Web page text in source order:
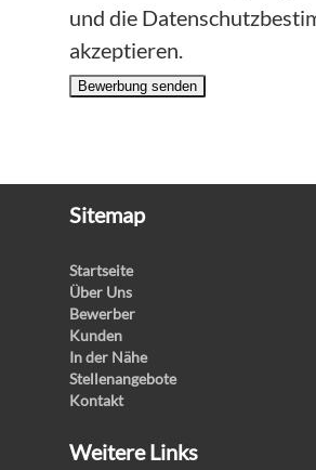
und die
akzeptieren.
Bewerbung senden
Sitemap
Startseite
Über Uns
Bewerber
Kunden
In der Nähe
Stellenangebote
Kontakt
Weitere Links